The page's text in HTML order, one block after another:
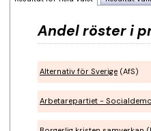
Andel röster i
Alternativ för Sverige (AfS)
Arbetarepartiet -